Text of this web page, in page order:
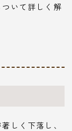
いて詳しく解
しく下落し、